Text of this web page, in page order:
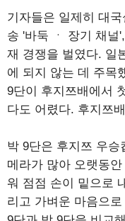
기자들은 일제히 대
송 '바둑 ㆍ 장기 채널
재 경쟁을 벌였다. 일
에 되지 않는 데 주목
9단이 후지쯔배에서
다도 어렸다. 후지쯔
박 9단은 후지쯔 우
메라가 많아 오랫동
워 점점 손이 밑으로
리고 가벼운 마음으